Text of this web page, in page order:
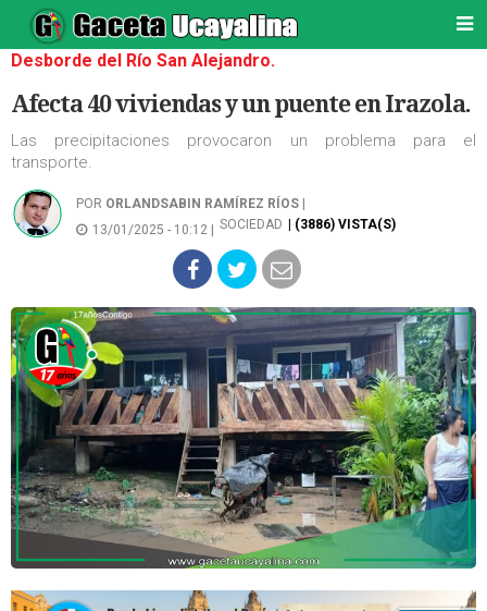
Desborde del Río San Alejandro.
Afecta 40 viviendas y un puente en Irazola.
Las precipitaciones provocaron un problema para el
transporte.
POR ORLANDSABIN RAMÍREZ RÍOS
13/01/2025 - 10:12 |
SOCIEDAD | (3886) VISTA(S)